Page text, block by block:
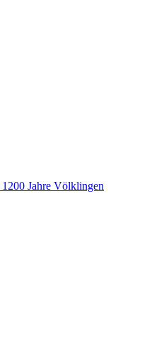
Jahre Völklingen